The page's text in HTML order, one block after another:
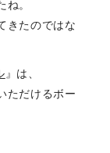
。
きたのではな
』は、
ただけるボー